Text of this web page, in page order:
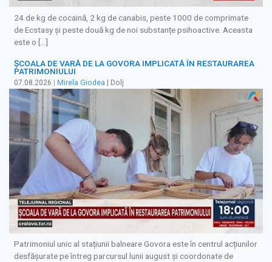
24 de kg de cocaină, 2 kg de canabis, peste 1000 de comprimate
de Ecstasy și peste două kg de noi substanțe psihoactive. Aceasta
este o […]
ȘCOALA DE VARĂ DE LA GOVORA IMPLICATĂ ÎN RESTAURAREA
PATRIMONIULUI
07.08.2026 | Mirela Giodea | Dolj
Patrimoniul unic al stațiunii balneare Govora este în centrul acțiunilor
desfășurate pe întreg parcursul lunii august și coordonate de